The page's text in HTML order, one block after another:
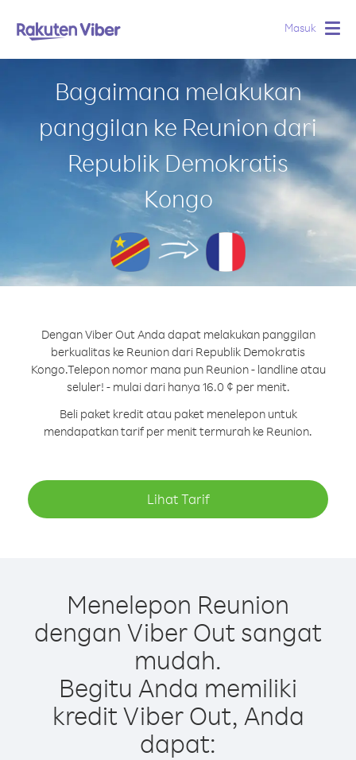
Masuk
Bagaimana melakukan
panggilan ke Reunion dari
Republik Demokratis
Kongo
Dengan Viber Out Anda dapat melakukan panggilan
berkualitas ke Reunion dari Republik Demokratis
Kongo.Telepon nomor mana pun Reunion - landline atau
seluler! - mulai dari hanya 16.0 ¢ per menit.
Beli paket kredit atau paket menelepon untuk
mendapatkan tarif per menit termurah ke Reunion.
Lihat Tarif
Menelepon Reunion
dengan Viber Out sangat
mudah.
Begitu Anda memiliki
kredit Viber Out, Anda
dapat: